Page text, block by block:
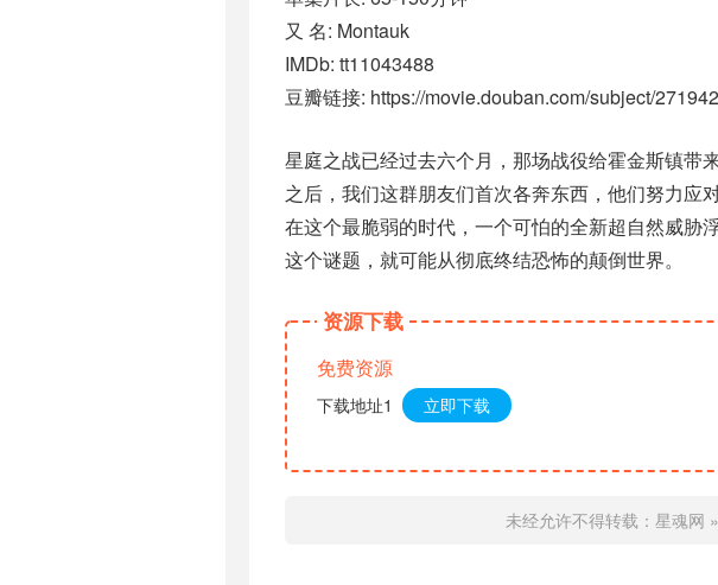
又 名: Montauk
IMDb: tt11043488
豆瓣链接: https://movie.douban.com/subject/
星庭之战已经过去六个月，那场战役给霍金斯镇带
之后，我们这群朋友们首次各奔东西，他们努力应
在这个最脆弱的时代，一个可怕的全新超自然威胁
这个谜题，就可能从彻底终结恐怖的颠倒世界。
资源下载
免费资源
下载地址1 立即下载
未经允许不得转载： 星魂网 »